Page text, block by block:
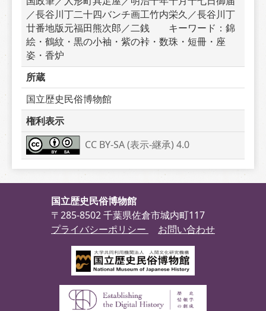
／長谷川丁二十四バンチ画工竹内栄久／長谷川丁
廿番地版元福田熊次郎／二銭　　キーワード：錦
絵・鶴紋・黒の小袖・紫の裃・数珠・短冊・座
姿・香炉
所蔵
国立歴史民俗博物館
権利表示
CC BY-SA (表示-継承) 4.0
国立歴史民俗博物館
〒285-8502 千葉県佐倉市城内町117
プライバシーポリシー
お問い合わせ